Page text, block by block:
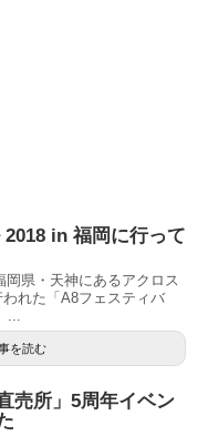
in 福岡に行って
岡県・天神にあるアクロス
れた「A8フェスティバ
...
を読む
売所」5周年イベン